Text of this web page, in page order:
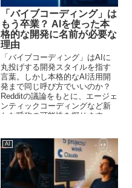
「バイブコーディング」は
もう卒業？ AIを使った本
格的な開発に名前が必要な
理由
「バイブコーディング」はAIに
丸投げする開発スタイルを指す
言葉。しかし本格的なAI活用開
発まで同じ呼び方でいいのか？
Redditの議論をもとに、エージェ
ンティックコーディングなど新
たな呼称の可能性を探ります。
AI